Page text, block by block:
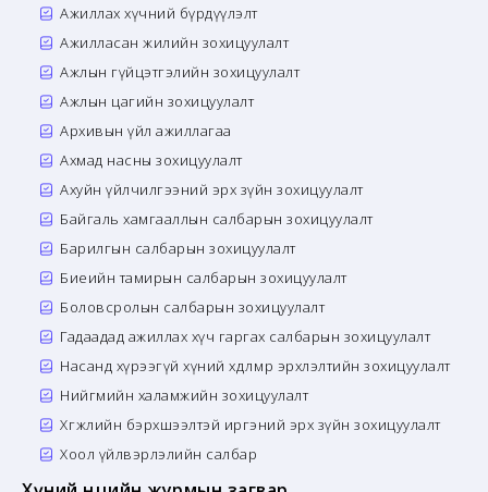
Ажиллах хүчний бүрдүүлэлт
Ажилласан жилийн зохицуулалт
Ажлын гүйцэтгэлийн зохицуулалт
Ажлын цагийн зохицуулалт
Архивын үйл ажиллагаа
Ахмад насны зохицуулалт
Ахуйн үйлчилгээний эрх зүйн зохицуулалт
Байгаль хамгааллын салбарын зохицуулалт
Барилгын салбарын зохицуулалт
Биеийн тамирын салбарын зохицуулалт
Боловсролын салбарын зохицуулалт
Гадаадад ажиллах хүч гаргах салбарын зохицуулалт
Насанд хүрээгүй хүний хөдөлмөр эрхлэлтийн зохицуулалт
Нийгмийн халамжийн зохицуулалт
Хөгжлийн бэрхшээлтэй иргэний эрх зүйн зохицуулалт
Хоол үйлвэрлэлийн салбар